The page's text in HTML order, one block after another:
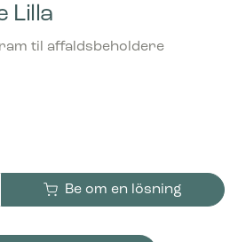
Lilla
til affaldsbeholdere
cm Selvklæbende Lilla mängd
Be om en lösning